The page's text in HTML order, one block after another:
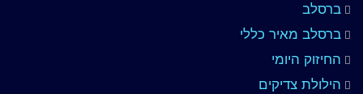
ברסלב
ברסלב מאיר כללי
החיזוק היומי
הילולת צדיקים